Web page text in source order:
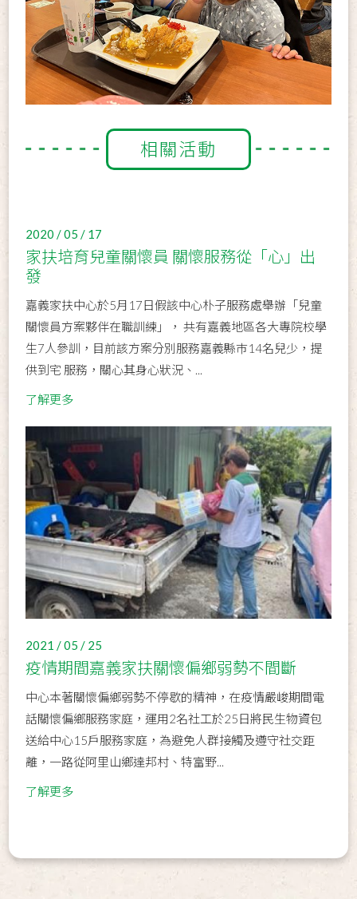
相關活動
2020 / 05 / 17
家扶培育兒童關懷員 關懷服務從「心」出
發
嘉義家扶中心於5月17日假該中心朴子服務處舉辦「兒童
關懷員方案夥伴在職訓練」， 共有嘉義地區各大專院校學
生7人參訓，目前該方案分別服務嘉義縣巿14名兒少，提
供到宅 服務，關心其身心狀況、...
了解更多
2021 / 05 / 25
疫情期間嘉義家扶關懷偏鄉弱勢不間斷
中心本著關懷偏鄉弱勢不停歇的精神，在疫情嚴峻期間電
話關懷偏鄉服務家庭，運用2名社工於25日將民生物資包
送給中心15戶服務家庭，為避免人群接觸及遵守社交距
離，一路從阿里山鄉達邦村、特富野...
了解更多